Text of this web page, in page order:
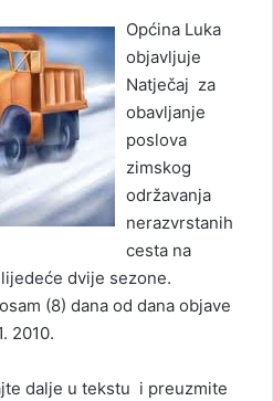
Općina Luka
objavljuje
Natječaj za
obavljanje
poslova
zimskog
održavanja
nerazvrstanih
cesta na
dvije sezone.
(8) dana od dana objave
2010.
dalje u tekstu i preuzmite